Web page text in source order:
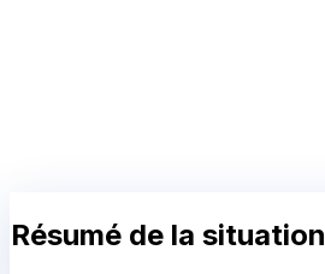
Résumé de la situation